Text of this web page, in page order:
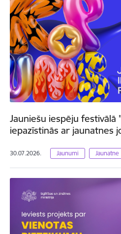
Jauniešu iespēju festivālā
iepazīstinās ar jaunatnes
30.07.2026. Jaunumi Jaunatne